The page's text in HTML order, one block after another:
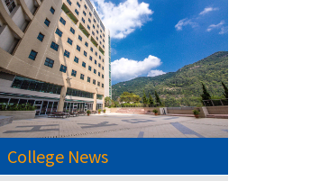
College News